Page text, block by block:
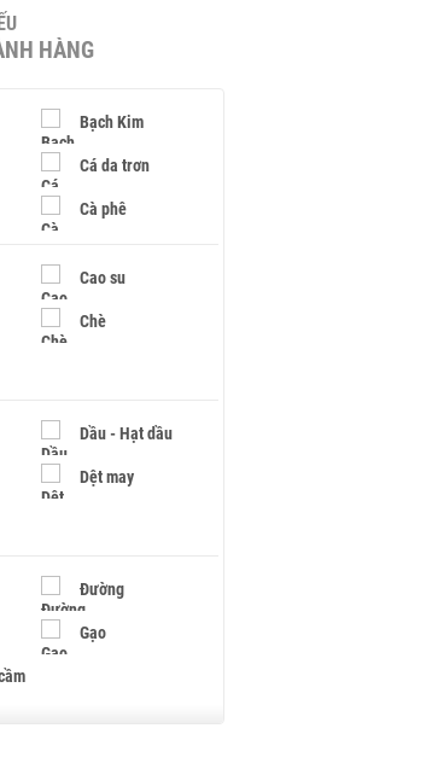
HÀNG
Bạch Kim
Cá da trơn
Cà phê
Cao su
Chè
Dầu - Hạt dầu
Dệt may
Đường
Gạo